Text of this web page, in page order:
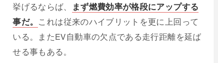
挙げるならば、
まず燃費効率が格段にアップする
事だ。 これは従来のハイブリットを更に上回って
いる。またEV自動車の欠点である走行距離を延ば
せる事もある。